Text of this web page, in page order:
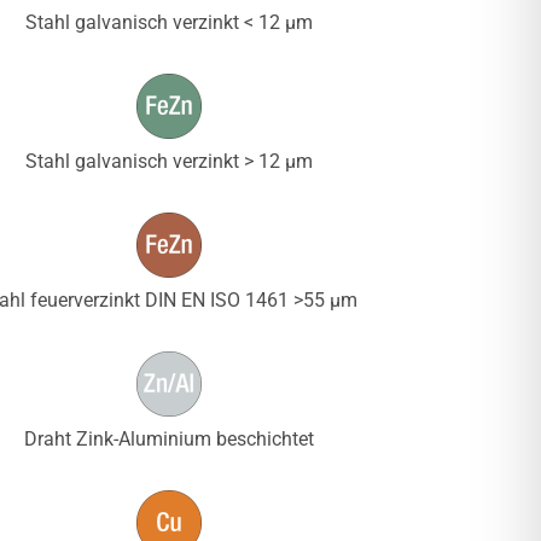
Stahl galvanisch verzinkt < 12 µm
Stahl galvanisch verzinkt > 12 µm
feuerverzinkt DIN EN ISO 1461 >55 µm
Draht Zink-Aluminium beschichtet